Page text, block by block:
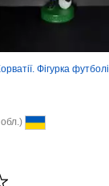
Фігурка